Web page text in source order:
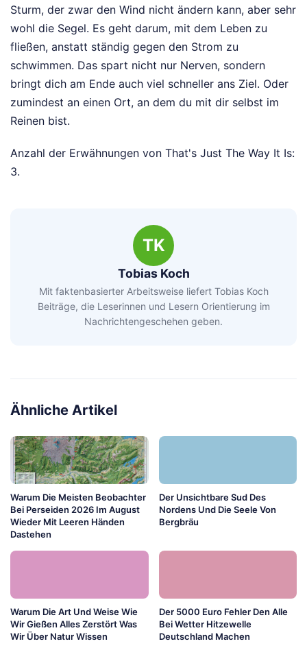
Sturm, der zwar den Wind nicht ändern kann, aber sehr
wohl die Segel. Es geht darum, mit dem Leben zu
fließen, anstatt ständig gegen den Strom zu
schwimmen. Das spart nicht nur Nerven, sondern
bringt dich am Ende auch viel schneller ans Ziel. Oder
zumindest an einen Ort, an dem du mit dir selbst im
Reinen bist.
Anzahl der Erwähnungen von That's Just The Way It Is:
3.
TK
Tobias Koch
Mit faktenbasierter Arbeitsweise liefert Tobias Koch
Beiträge, die Leserinnen und Lesern Orientierung im
Nachrichtengeschehen geben.
Ähnliche Artikel
Warum Die Meisten Beobachter
Bei Perseiden 2026 Im August
Wieder Mit Leeren Händen
Dastehen
Der Unsichtbare Sud Des
Nordens Und Die Seele Von
Bergbräu
Warum Die Art Und Weise Wie
Wir Gießen Alles Zerstört Was
Wir Über Natur Wissen
Der 5000 Euro Fehler Den Alle
Bei Wetter Hitzewelle
Deutschland Machen